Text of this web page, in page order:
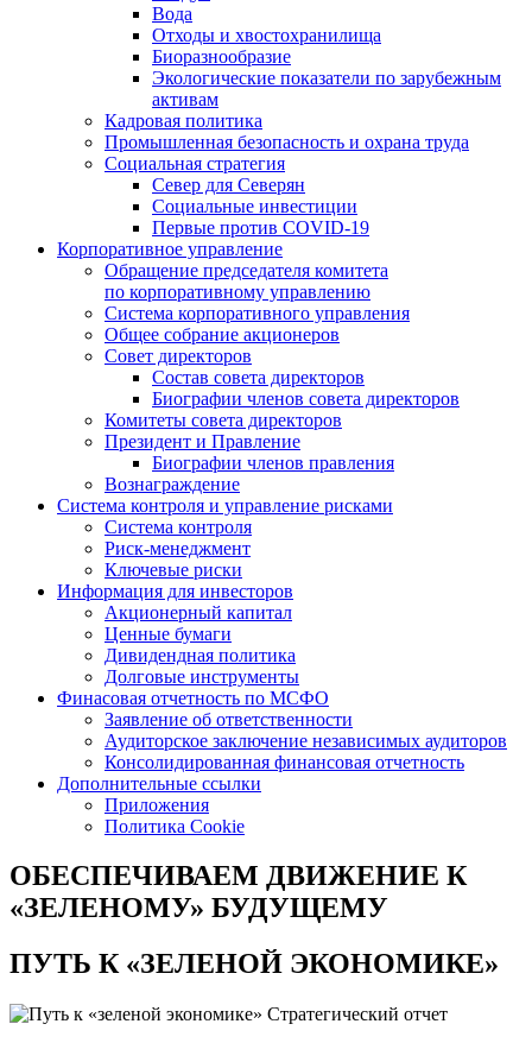
Вода
Отходы и хвостохранилища
Биоразнообразие
Экологические показатели по зарубежным
активам
Кадровая политика
Промышленная безопасность и охрана труда
Социальная стратегия
Север для Северян
Социальные инвестиции
Первые против COVID‑19
Корпоративное управление
Обращение председателя комитета
по корпоративному управлению
Система корпоративного управления
Общее собрание акционеров
Совет директоров
Состав совета директоров
Биографии членов совета директоров
Комитеты совета директоров
Президент и Правление
Биографии членов правления
Вознаграждение
Система контроля и управление рисками
Система контроля
Риск-менеджмент
Ключевые риски
Информация для инвесторов
Акционерный капитал
Ценные бумаги
Дивидендная политика
Долговые инструменты
Финасовая отчетность по МСФО
Заявление об ответственности
Аудиторское заключение независимых аудиторов
Консолидированная финансовая отчетность
Дополнительные ссылки
Приложения
Политика Cookie
ОБЕСПЕЧИВАЕМ ДВИЖЕНИЕ К
«ЗЕЛЕНОМУ» БУДУЩЕМУ
ПУТЬ К«ЗЕЛЕНОЙ ЭКОНОМИКЕ»
Стратегический отчет